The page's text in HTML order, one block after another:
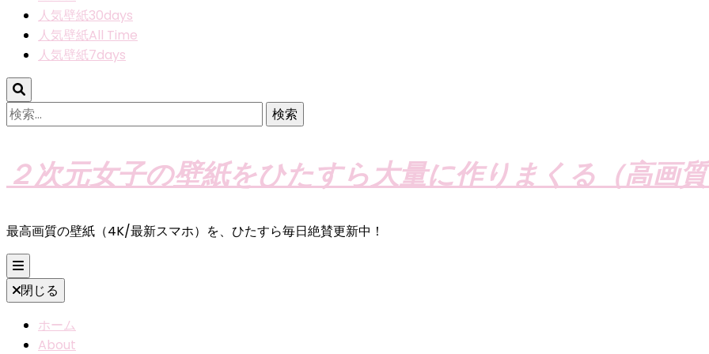
人気壁紙30days
人気壁紙All Time
人気壁紙7days
検
索:
２次元女子の壁紙をひたすら大量に作りまくる（高画
最高画質の壁紙（4K/最新スマホ）を、ひたすら毎日絶賛更新中！
閉じる
ホーム
About